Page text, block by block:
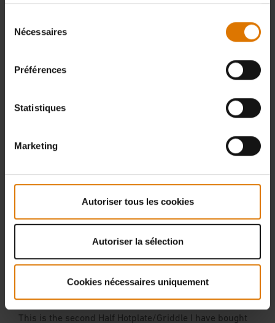
Nécessaires
Préférences
Statistiques
Marketing
Autoriser tous les cookies
Autoriser la sélection
Cookies nécessaires uniquement